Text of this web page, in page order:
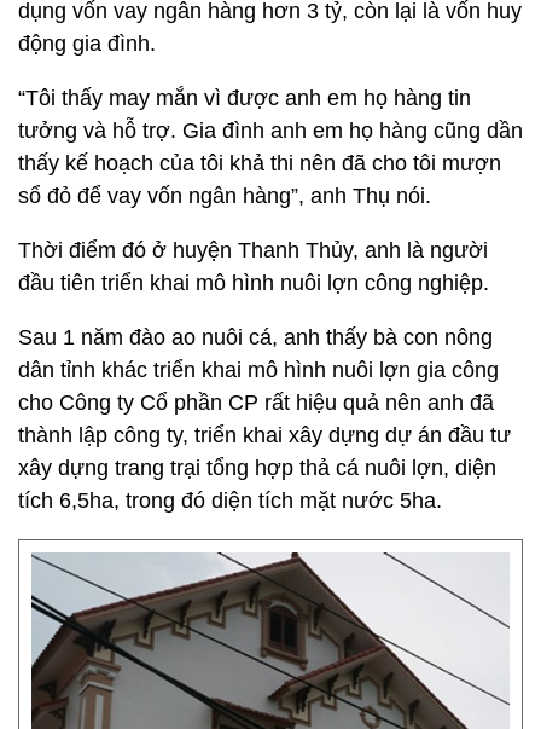
dụng vốn vay ngân hàng hơn 3 tỷ, còn lại là vốn huy
động gia đình.
“Tôi thấy may mắn vì được anh em họ hàng tin
tưởng và hỗ trợ. Gia đình anh em họ hàng cũng dần
thấy kế hoạch của tôi khả thi nên đã cho tôi mượn
sổ đỏ để vay vốn ngân hàng”, anh Thụ nói.
Thời điểm đó ở huyện Thanh Thủy, anh là người
đầu tiên triển khai mô hình nuôi lợn công nghiệp.
Sau 1 năm đào ao nuôi cá, anh thấy bà con nông
dân tỉnh khác triển khai mô hình nuôi lợn gia công
cho Công ty Cổ phần CP rất hiệu quả nên anh đã
thành lập công ty, triển khai xây dựng dự án đầu tư
xây dựng trang trại tổng hợp thả cá nuôi lợn, diện
tích 6,5ha, trong đó diện tích mặt nước 5ha.